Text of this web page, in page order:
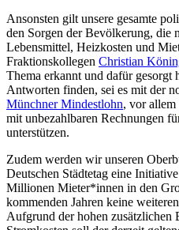
Ansonsten gilt unsere gesamte
den Sorgen der Bevölkerung,
Lebensmittel, Heizkosten und
Fraktionskollegen Christian
Thema erkannt und dafür gesorgt
Antworten finden, sei es mit der
Münchner Mindestlohn, vor
mit unbezahlbaren Rechnungen
unterstützen.
Zudem werden wir unseren
Deutschen Städtetag eine
Millionen Mieter*innen in den
kommenden Jahren keine
Aufgrund der hohen zusätzlichen